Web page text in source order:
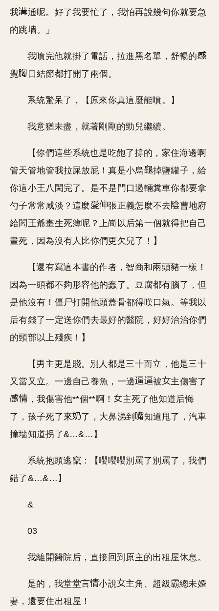
我
通呢。好了我要忙了，我怕再說幾句你就要急
的跳墻。」
我噴完他就掛了電話，拉進黑名單，舒暢的
覺
口結節都打開了兩個。
系統驚呆了，【原來你真這麼能噴。】
我意猶未盡，就著剛剛的勁兒繼續。
【你們這些系統也是吃飽了撐的，家住海邊啊
管天管地管我拉屎放屁！真是小烏
掉鹽罐子，給
你這小王八閑完了。是不是門口過輛糞車你都要拿
勺子常常咸淡？這麼
張正義怎麼不去
曹地府
給閻王爺畫生死簿呢？上崗以后第一個就得把自己
畫死，因為沒有人比你們更欠兒了！】
【還有寫這本書的作者，智商和兩頭豬一樣！
因為一頭都不夠形容他的蠢了。豆腐都有腦了，但
是他沒有！僵尸打開他頭蓋骨都得嘆口氣。等我以
后有錢了一定送你們去最好的醫院，好好治治你們
的頸部以上殘疾！】
【男主更是賤。別人都是三十而立，他是三十
又當又立。一邊自己養魚，一邊
被
主傷害了
，我傷害他**個**啊！
主死了他知道后悔
了，孩子死了來
了，大鼻涕到
知道甩了，汽車
撞墻知道拐了&…&…】
系統抱頭逃竄：【嚶嚶嚶別罵了別罵了，我們
錯了&…&…】
&
03
我離開醫院后，直接回到原主的出租屋休息。
是的，我堂堂言 小說
主角、超級霸總未婚
妻，還要住出租屋！